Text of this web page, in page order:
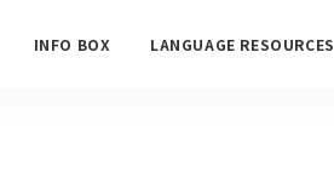
INFO BOX LANGUAGE RESOURCES